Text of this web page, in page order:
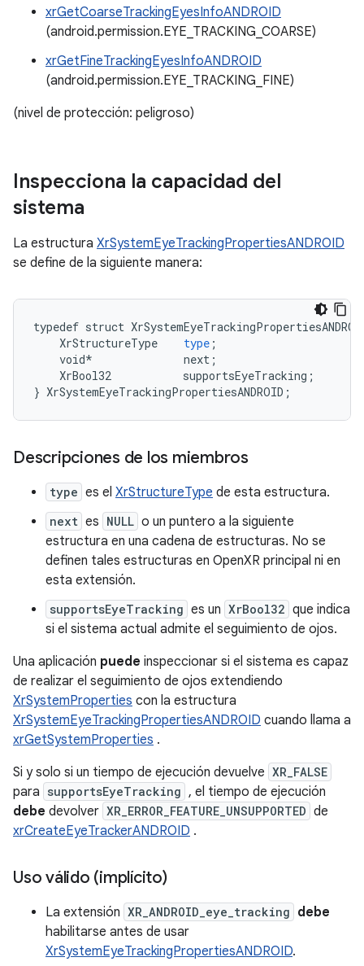
xrGetCoarseTrackingEyesInfoANDROID
(android.permission.EYE_TRACKING_COARSE)
xrGetFineTrackingEyesInfoANDROID
(android.permission.EYE_TRACKING_FINE)
(nivel de protección: peligroso)
Inspecciona la capacidad del
sistema
La estructura XrSystemEyeTrackingPropertiesANDROID
se define de la siguiente manera:
typedef struct
XrStructureType
type ;
void* next ;
XrBool32
supportsEyeTracking ;
} XrSystemEyeTrackingPropertiesANDROID ;
Descripciones de los miembros
type es el XrStructureType de esta estructura.
next es NULL o un puntero a la siguiente
estructura en una cadena de estructuras. No se
definen tales estructuras en OpenXR principal ni en
esta extensión.
supportsEyeTracking es un XrBool32 que indica
si el sistema actual admite el seguimiento de ojos.
Una aplicación puede inspeccionar si el sistema es capaz
de realizar el seguimiento de ojos extendiendo
XrSystemProperties con la estructura
XrSystemEyeTrackingPropertiesANDROID cuando llama a
xrGetSystemProperties .
Si y solo si un tiempo de ejecución devuelve XR_FALSE
para supportsEyeTracking , el tiempo de ejecución
debe devolver XR_ERROR_FEATURE_UNSUPPORTED de
xrCreateEyeTrackerANDROID .
Uso válido (implícito)
La extensión XR_ANDROID_eye_tracking debe
habilitarse antes de usar
XrSystemEyeTrackingPropertiesANDROID.